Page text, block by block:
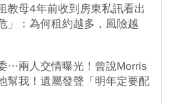
教母4年前收到房東私訊看出
」：為何租約越多，風險越
…兩人交情曝光！曾說Morris
幫我！遺屬發聲「明年定要配